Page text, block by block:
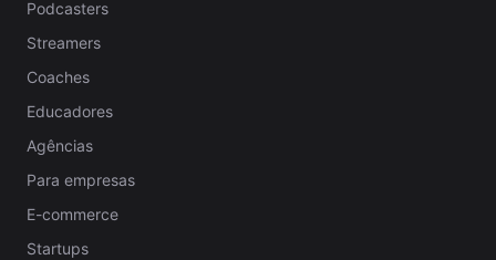
Podcasters
Streamers
Coaches
Educadores
Agências
Para empresas
E-commerce
Startups